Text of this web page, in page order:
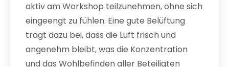
aktiv am Workshop teilzunehmen, ohne sich
eingeengt zu fühlen. Eine gute Belüftung
trägt dazu bei, dass die Luft frisch und
angenehm bleibt, was die Konzentration
und das Wohlbefinden aller Beteiligten